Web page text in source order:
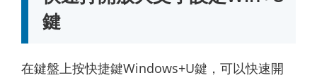
鍵
在鍵盤上按快捷鍵Windows+U鍵，可以快速開